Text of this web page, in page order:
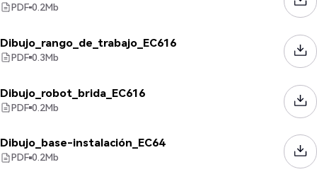
PDF 0.2Mb
Dibujo_rango_de_trabajo_EC616
PDF 0.3Mb
Dibujo_robot_brida_EC616
PDF 0.2Mb
Dibujo_base-instalación_EC64
PDF 0.2Mb